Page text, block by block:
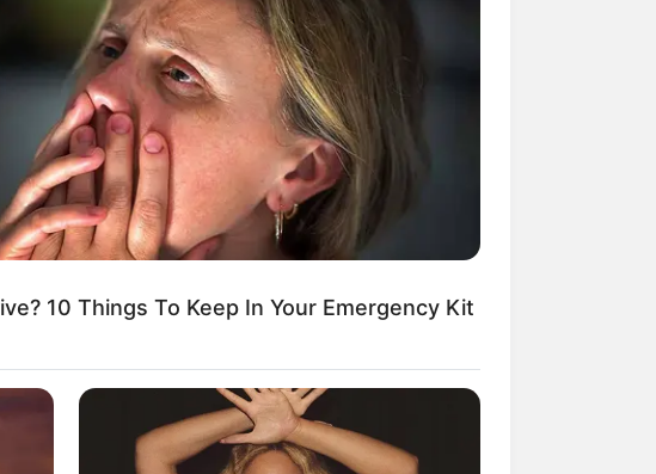
8 Kata Lucu Seputar Malam
Minggu ala Jomblo yang Bikin
Ngenes
10 Desain Kanopi Tempat
Tidur, Serasa Beristirahat di
Kamar Raja
10 Things To Keep In Your Emergency Kit